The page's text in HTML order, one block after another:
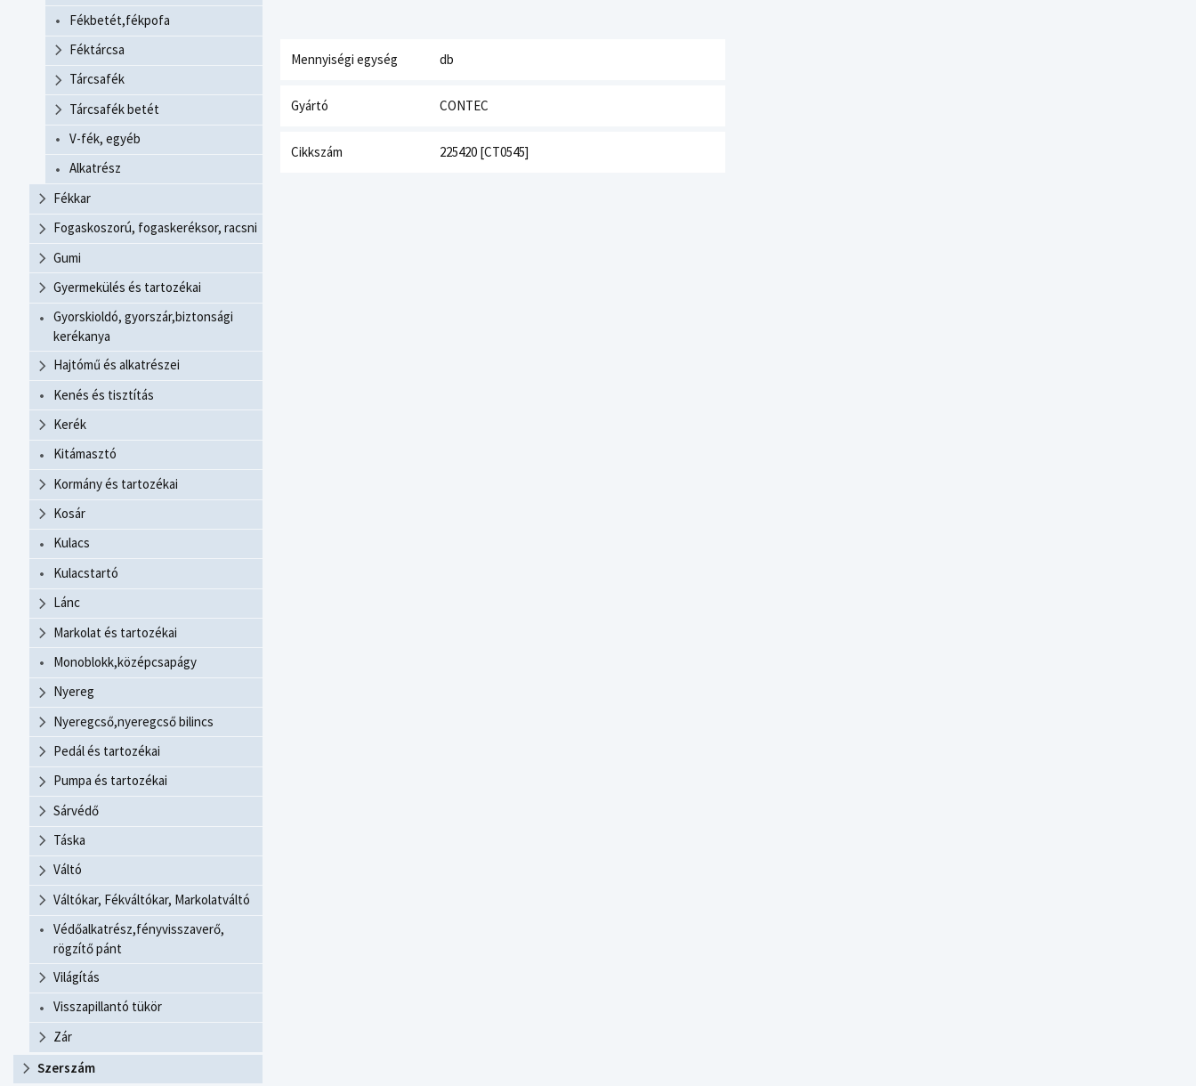
Fékbetét,fékpofa
Féktárcsa
Tárcsafék
Tárcsafék betét
V-fék, egyéb
Alkatrész
Fékkar
Fogaskoszorú, fogaskeréksor, racsni
Gumi
Gyermekülés és tartozékai
Gyorskioldó, gyorszár,biztonsági
kerékanya
Hajtómű és alkatrészei
Kenés és tisztítás
Kerék
Kitámasztó
Kormány és tartozékai
Kosár
Kulacs
Kulacstartó
Lánc
Markolat és tartozékai
Monoblokk,középcsapágy
Nyereg
Nyeregcső,nyeregcső bilincs
Pedál és tartozékai
Pumpa és tartozékai
Sárvédő
Táska
Váltó
Váltókar, Fékváltókar, Markolatváltó
Védőalkatrész,fényvisszaverő,
rögzítő pánt
Világítás
Visszapillantó tükör
Zár
Szerszám
Mennyiségi egység db
Gyártó CONTEC
Cikkszám 225420 [CT0545]